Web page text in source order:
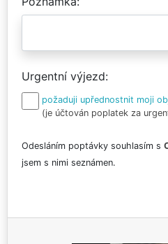
Urgentní výjezd
požaduji upřednostnit moji
(je účtován poplatek za
Odesláním poptávky souhlasím s
jsem s nimi seznámen.